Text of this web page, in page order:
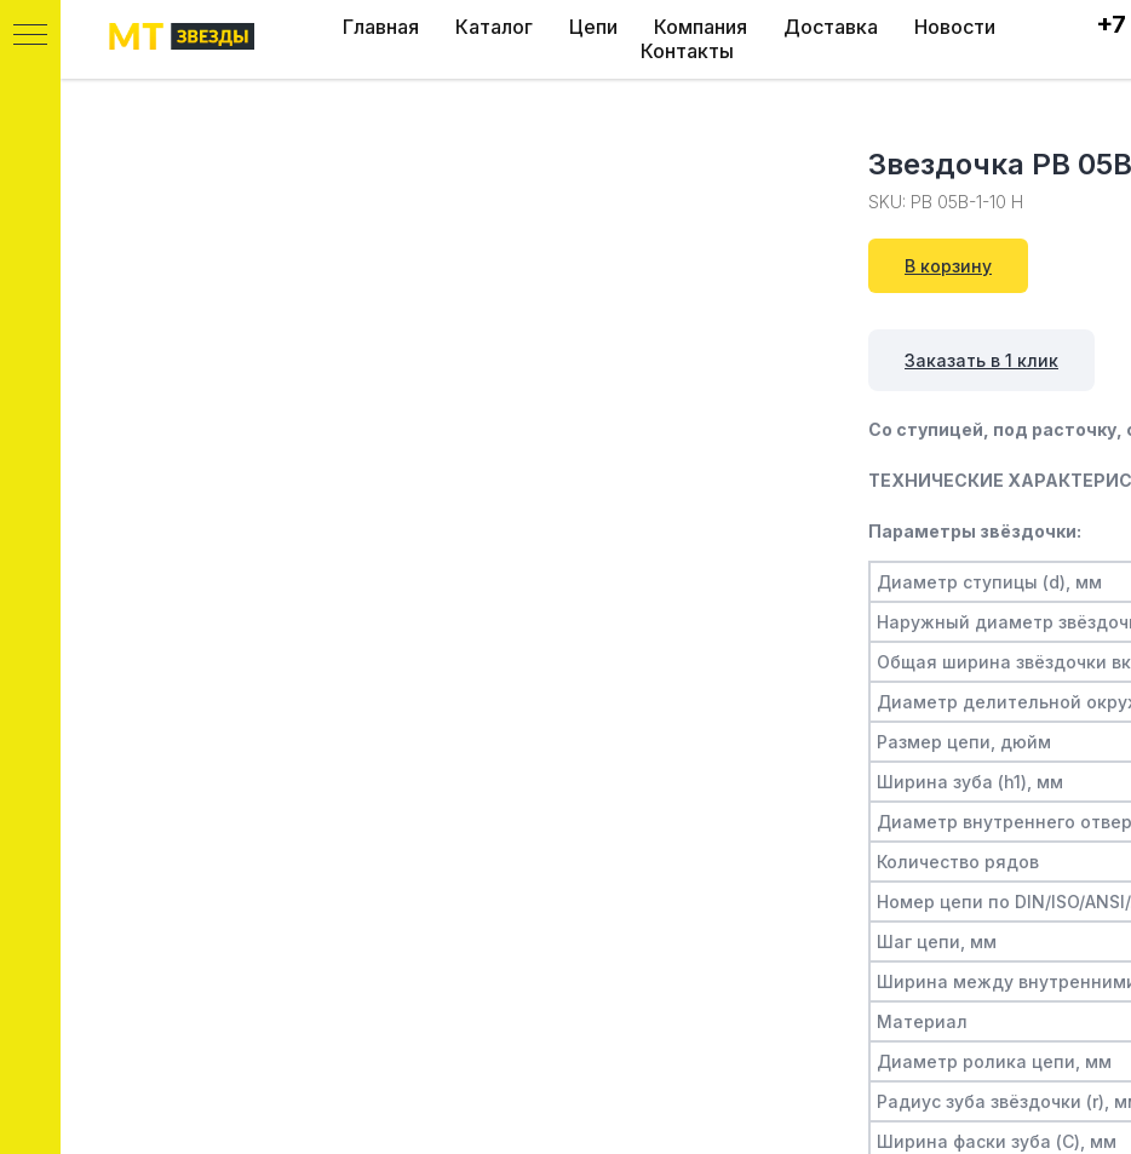
Главная Каталог Цепи Компания Доставка
Новости
Контакты
Звездочка PB
SKU: PB 05B-1-10 H
В корзину
Заказать в 1 клик
Со ступицей, под расточку,
ТЕХНИЧЕСКИЕ
Параметры звёздочки:
Диаметр ступицы (d), мм
Наружный диаметр
Общая ширина звёздочки
Диаметр делительной
Размер цепи, дюйм
Ширина зуба (h1), мм
Диаметр внутреннего
Количество рядов
Номер цепи по DIN/ISO/ANSI/
Шаг цепи, мм
Ширина между
Материал
Диаметр ролика цепи, мм
Радиус зуба звёздочки (r),
Ширина фаски зуба (C), мм